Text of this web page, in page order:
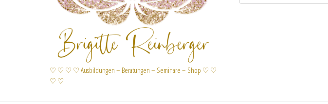
♡ ♡ ♡ ♡ Ausbildungen – Beratungen – Seminare – Shop ♡ ♡
♡ ♡